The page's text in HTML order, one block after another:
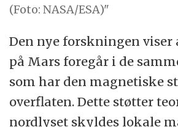
(Foto: NASA/ESA)"
Den nye forskningen viser
på Mars foregår i de
som har den magnetiske
overflaten. Dette støtter
nordlyset skyldes lokale